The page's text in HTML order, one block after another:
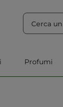
Profumi